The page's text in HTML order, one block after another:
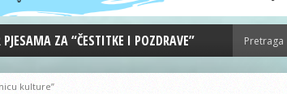
PJESAMA ZA “ČESTITKE I POZDRAVE”
kulture”